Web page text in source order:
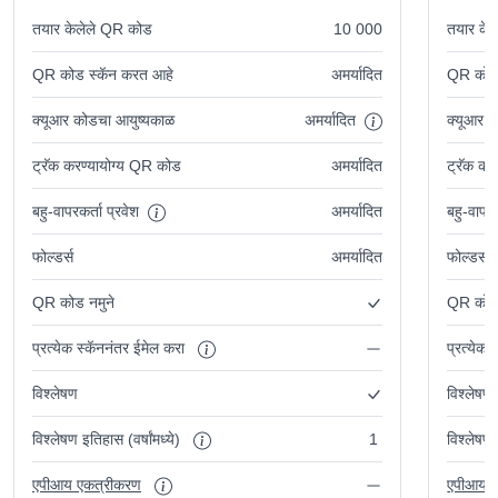
तयार केलेले QR कोड 10 000
QR कोड स्कॅन करत आहे अमर्यादित
क्यूआर कोडचा आयुष्यकाळ अमर्यादित
ट्रॅक करण्यायोग्य QR कोड अमर्यादित
बहु-वापरकर्ता प्रवेश अमर्यादित
फोल्डर्स अमर्यादित
QR कोड नमुने
प्रत्येक स्कॅननंतर ईमेल करा
विश्लेषण
विश्लेषण इतिहास (वर्षांमध्ये) 1
एपीआय एकत्रीकरण
तयार
QR
क्यूआर
ट्रॅक
बहु-
फोल्डर्स
QR
प्रत्येक
विश्लेषण
विश्लेषण
एपीआय